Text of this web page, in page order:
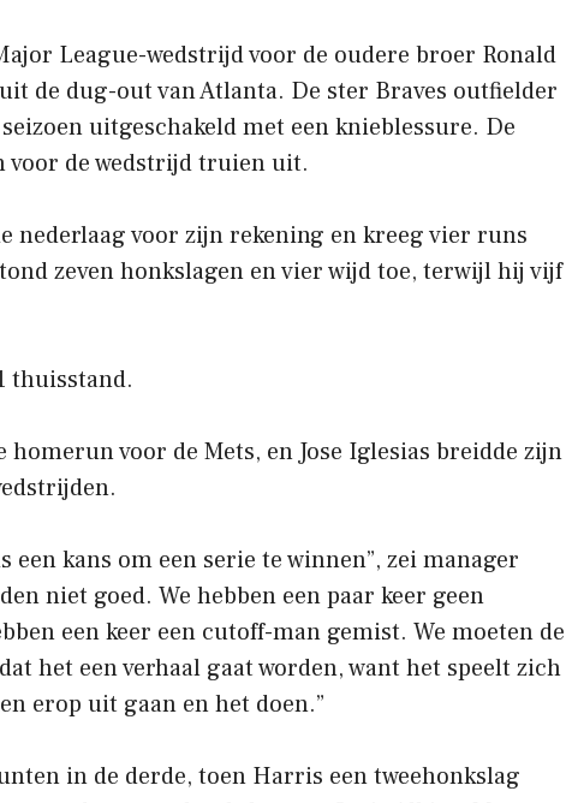
League-wedstrijd voor de oudere broer Ronald
de dug-out van Atlanta. De ster Braves outfielder
uitgeschakeld met een knieblessure. De
voor de wedstrijd truien uit.
nederlaag voor zijn rekening en kreeg vier runs
zeven honkslagen en vier wijd toe, terwijl hij vijf
thuisstand.
voor de Mets, en Jose Iglesias breidde zijn
een kans om een ​​serie te winnen”, zei manager
niet goed. We hebben een paar keer geen
een keer een cutoff-man gemist. We moeten de
het een verhaal gaat worden, want het speelt zich
erop uit gaan en het doen.”
in de derde, toen Harris een tweehonkslag